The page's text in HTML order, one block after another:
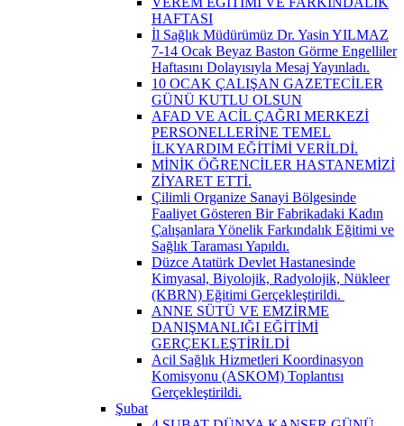
HAFTASI
İl Sağlık Müdürümüz Dr. Yasin YILMAZ
7-14 Ocak Beyaz Baston Görme Engelliler
Haftasını Dolayısıyla Mesaj Yayınladı.
10 OCAK ÇALIŞAN GAZETECİLER
GÜNÜ KUTLU OLSUN
AFAD VE ACİL ÇAĞRI MERKEZİ
PERSONELLERİNE TEMEL
İLKYARDIM EĞİTİMİ VERİLDİ.
MİNİK ÖĞRENCİLER HASTANEMİZİ
ZİYARET ETTİ.
Çilimli Organize Sanayi Bölgesinde
Faaliyet Gösteren Bir Fabrikadaki Kadın
Çalışanlara Yönelik Farkındalık Eğitimi ve
Sağlık Taraması Yapıldı.
Düzce Atatürk Devlet Hastanesinde
Kimyasal, Biyolojik, Radyolojik, Nükleer
(KBRN) Eğitimi Gerçekleştirildi. ​
ANNE SÜTÜ VE EMZİRME
DANIŞMANLIĞI EĞİTİMİ
GERÇEKLEŞTİRİLDİ
Acil Sağlık Hizmetleri Koordinasyon
Komisyonu (ASKOM) Toplantısı
Gerçekleştirildi.
Şubat